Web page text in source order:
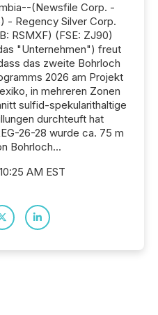
(Newsfile Corp. -
- Regency Silver Corp.
RSMXF) (FSE: ZJ90)
"Unternehmen") freut
das zweite Bohrloch
2026 am Projekt
in mehreren Zonen
sulfid-spekularithaltige
durchteuft hat
26-28 wurde ca. 75 m
Bohrloch...
AM EST